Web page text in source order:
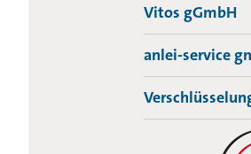
Vitos gGmbH
anlei-service